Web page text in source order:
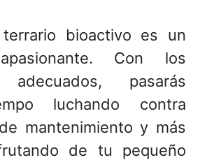
bioactivo es un
Con los
adecuados, pasarás
luchando contra
mantenimiento y más
de tu pequeño